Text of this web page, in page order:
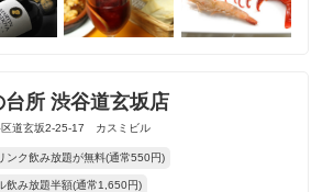
台所 渋谷道玄坂店
区道玄坂2-25-17 カスミビル
ンク飲み放題が無料(通常550円)
飲み放題半額(通常1,650円)